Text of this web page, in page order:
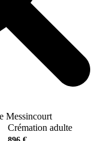
Messincourt
Crémation adulte